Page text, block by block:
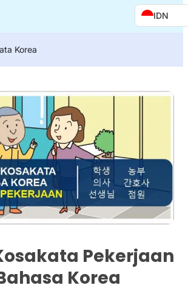
IDN
Korea
Pekerjaan
Korea